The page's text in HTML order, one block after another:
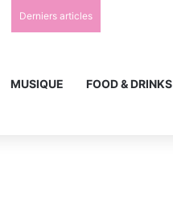
Derniers articles
MUSIQUE FOOD & DRINKS